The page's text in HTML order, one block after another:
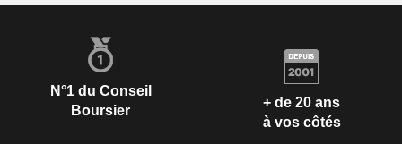
N°1 du Conseil
Boursier
+ de 20 ans
à vos côtés